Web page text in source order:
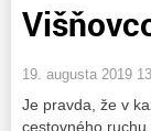
19. augusta 2019
Je pravda, že v
cestovného